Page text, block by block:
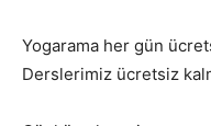
Yogarama her gün
Derslerimiz ücretsiz